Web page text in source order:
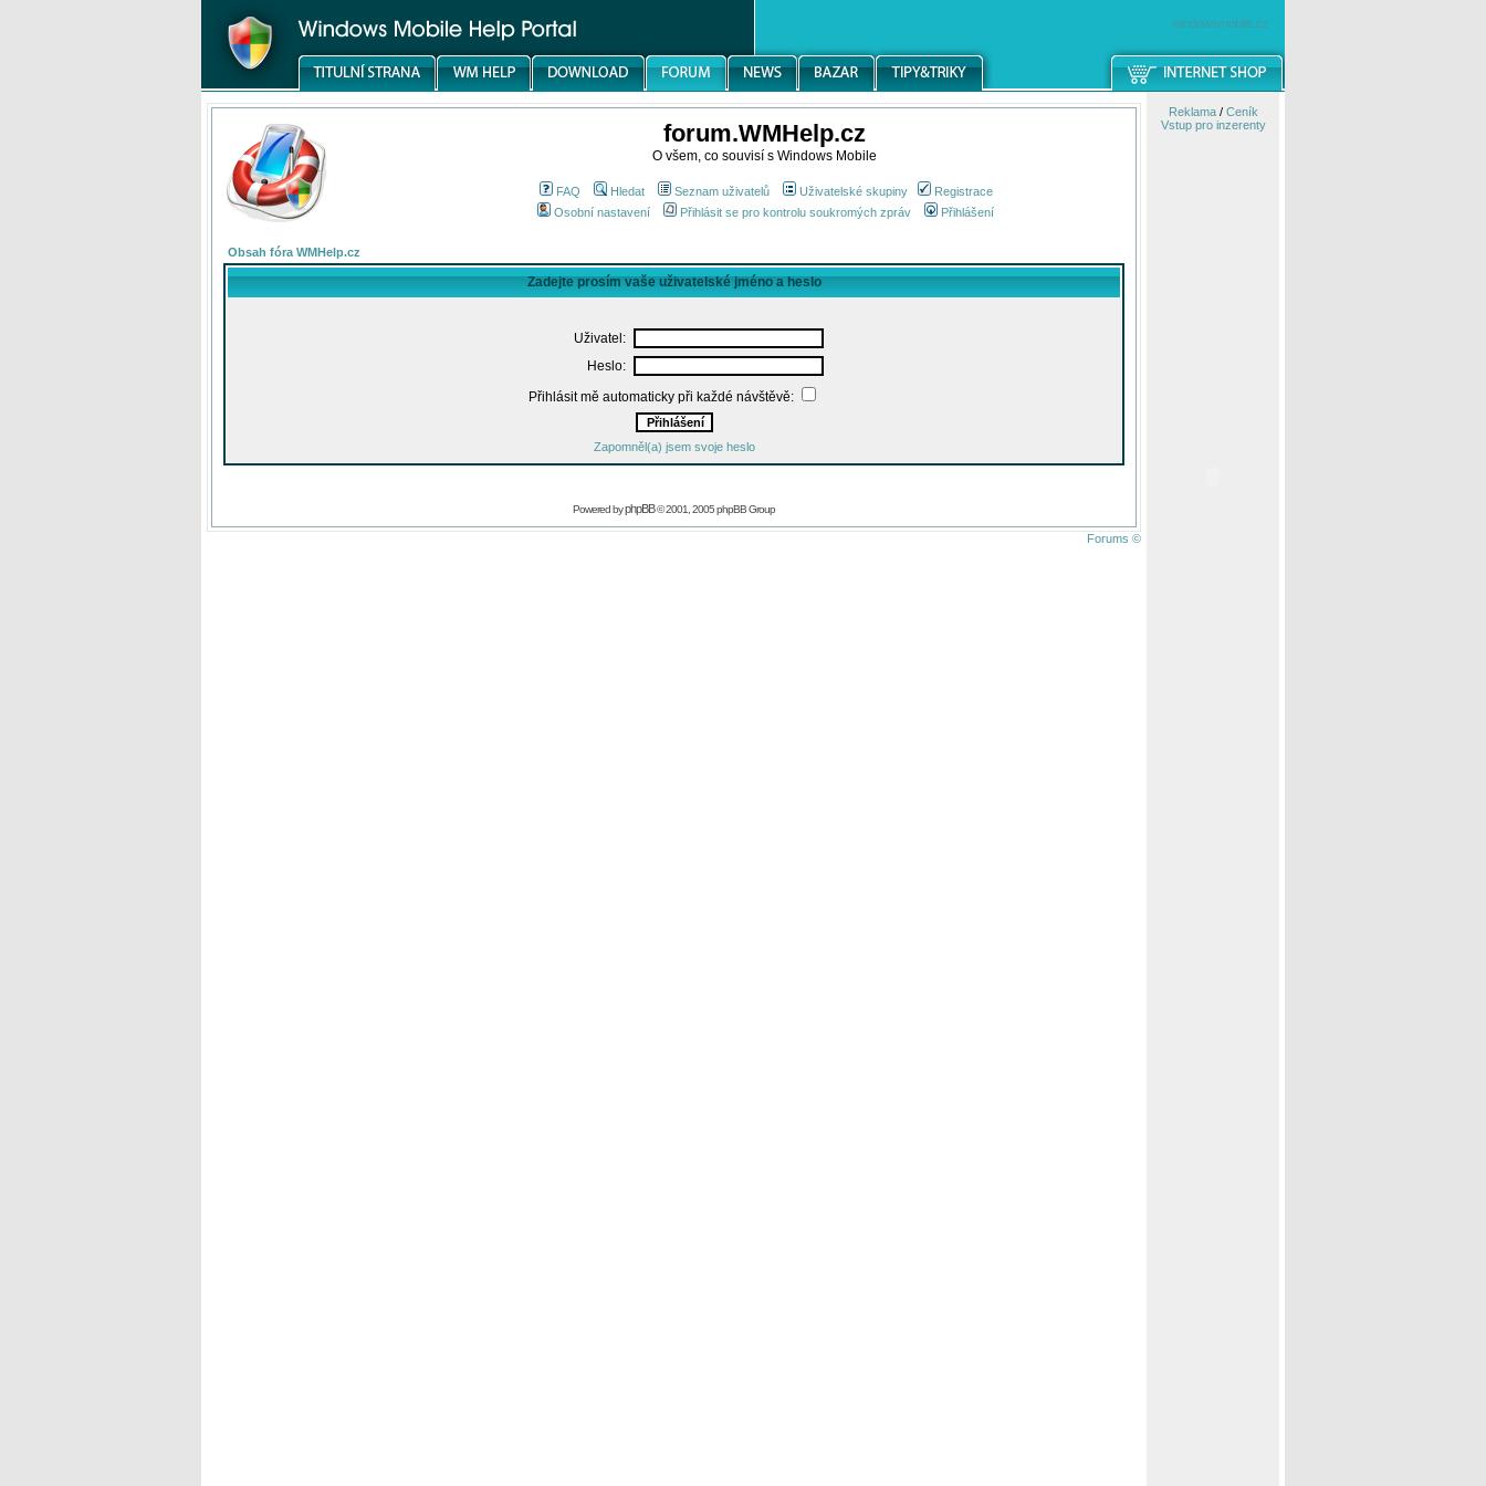
windowsmobile.cz
forum.WMHelp.cz
O všem, co souvisí s Windows Mobile
FAQ Hledat Seznam uživatelů Uživatelské skupiny
Registrace
Osobní nastavení
Přihlásit se pro kontrolu soukromých zpráv Přihlášení
Obsah fóra WMHelp.cz
Zadejte prosím vaše uživatelské jméno a heslo
Uživatel:
Heslo:
Přihlásit mě automaticky při každé návštěvě:
Zapomněl(a) jsem svoje heslo
Powered byphpBB© 2001, 2005 phpBB Group
Forums ©
Reklama/ Ceník
Vstup pro inzerenty